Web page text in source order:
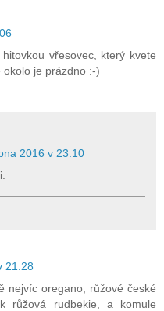
vřesovec, který kvete
je prázdno :-)
2016 v 23:10
21:28
nejvíc oregano, růžové české
růžová rudbekie, a komule